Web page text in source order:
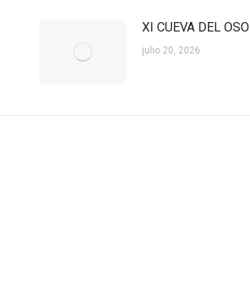
XI CUEVA DEL OSO
julio 20, 2026